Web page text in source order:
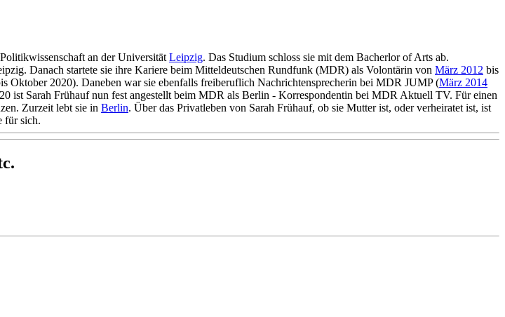
Politikwissenschaft an der Universität Leipzig. Das Studium schloss sie mit dem Bacherlor of Arts ab.
Danach startete sie ihre Kariere beim Mitteldeutschen Rundfunk (MDR) als Volontärin von März 2012 bis
Oktober 2020). Daneben war sie ebenfalls freiberuflich Nachrichtensprecherin bei MDR JUMP (März 2014
ist Sarah Frühauf nun fest angestellt beim MDR als Berlin - Korrespondentin bei MDR Aktuell TV. Für einen
Zurzeit lebt sie in Berlin. Über das Privatleben von Sarah Frühauf, ob sie Mutter ist, oder verheiratet ist, ist
für sich.